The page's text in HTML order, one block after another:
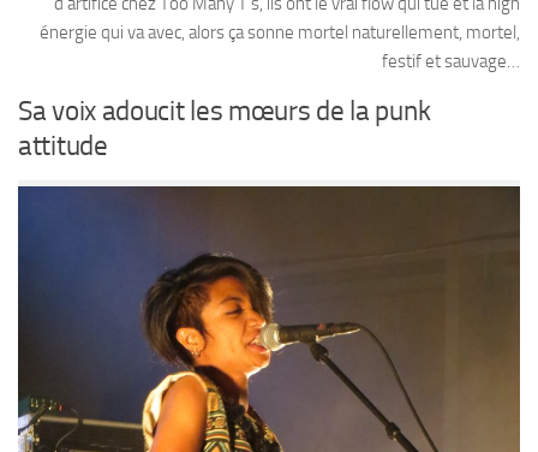
énergie qui va avec, alors ça sonne mortel naturellement, mortel,
festif et sauvage…
Sa voix adoucit les mœurs de la punk
attitude